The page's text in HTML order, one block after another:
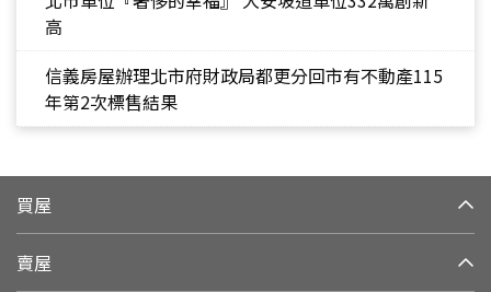
高
信義房屋辦理北市府財政局都更分回市有不動產115
年第2次標售結果
買屋
賣屋